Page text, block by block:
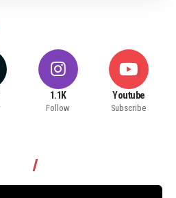
1.1K
Follow
Youtube
Subscribe